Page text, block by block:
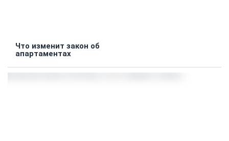
Что изменит закон об
апартаментах